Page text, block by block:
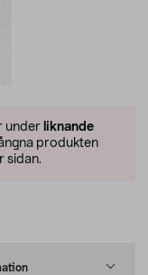
under liknande
produkten
sidan.